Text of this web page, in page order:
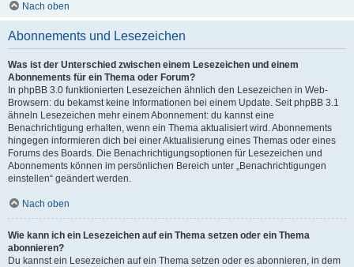
Nach oben
Abonnements und Lesezeichen
Was ist der Unterschied zwischen einem Lesezeichen und einem
Abonnements für ein Thema oder Forum?
In phpBB 3.0 funktionierten Lesezeichen ähnlich den Lesezeichen in Web-
Browsern: du bekamst keine Informationen bei einem Update. Seit phpBB 3.1
ähneln Lesezeichen mehr einem Abonnement: du kannst eine
Benachrichtigung erhalten, wenn ein Thema aktualisiert wird. Abonnements
hingegen informieren dich bei einer Aktualisierung eines Themas oder eines
Forums des Boards. Die Benachrichtigungsoptionen für Lesezeichen und
Abonnements können im persönlichen Bereich unter „Benachrichtigungen
einstellen“ geändert werden.
Nach oben
Wie kann ich ein Lesezeichen auf ein Thema setzen oder ein Thema
abonnieren?
Du kannst ein Lesezeichen auf ein Thema setzen oder es abonnieren, in dem